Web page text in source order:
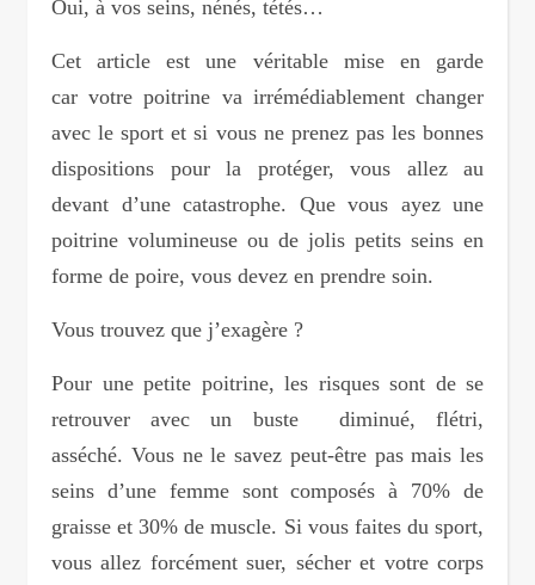
Oui, à vos seins, nénés, tétés…
Cet article est une véritable mise en garde
car votre poitrine va irrémédiablement changer
avec le sport et si vous ne prenez pas les bonnes
dispositions pour la protéger, vous allez au
devant d’une catastrophe. Que vous ayez une
poitrine volumineuse ou de jolis petits seins en
forme de poire, vous devez en prendre soin.
Vous trouvez que j’exagère ?
Pour une petite poitrine, les risques sont de se
retrouver avec un buste diminué, flétri,
asséché. Vous ne le savez peut-être pas mais les
seins d’une femme sont composés à 70% de
graisse et 30% de muscle. Si vous faites du sport,
vous allez forcément suer, sécher et votre corps